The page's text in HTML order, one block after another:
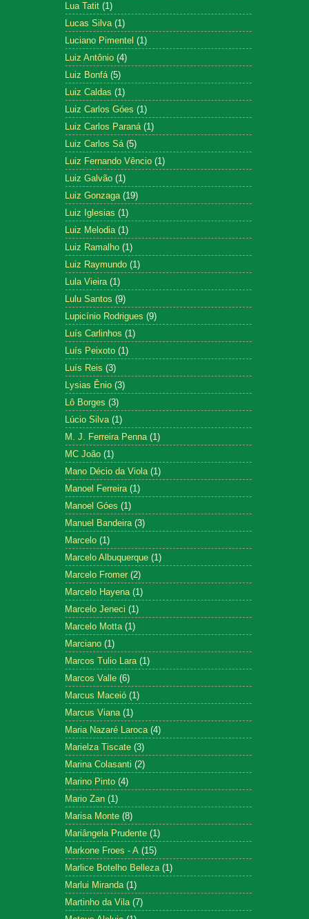
Lua Tatit (1)
Lucas Silva (1)
Luciano Pimentel (1)
Luiz Antônio (4)
Luiz Bonfá (5)
Luiz Caldas (1)
Luiz Carlos Góes (1)
Luiz Carlos Paraná (1)
Luiz Carlos Sá (5)
Luiz Fernando Vêncio (1)
Luiz Galvão (1)
Luiz Gonzaga (19)
Luiz Iglesias (1)
Luiz Melodia (1)
Luiz Ramalho (1)
Luiz Raymundo (1)
Lula Vieira (1)
Lulu Santos (9)
Lupicínio Rodrigues (9)
Luís Carlinhos (1)
Luís Peixoto (1)
Luís Reis (3)
Lysias Ênio (3)
Lô Borges (3)
Lúcio Silva (1)
M. J. Ferreira Penna (1)
MC João (1)
Mano Décio da Viola (1)
Manoel Ferreira (1)
Manoel Góes (1)
Manuel Bandeira (3)
Marcelo (1)
Marcelo Albuquerque (1)
Marcelo Fromer (2)
Marcelo Hayena (1)
Marcelo Jeneci (1)
Marcelo Motta (1)
Marciano (1)
Marcos Tulio Lara (1)
Marcos Valle (6)
Marcus Maceió (1)
Marcus Viana (1)
Maria Nazaré Laroca (4)
Marielza Tiscate (3)
Marina Colasanti (2)
Marino Pinto (4)
Mario Zan (1)
Marisa Monte (8)
Mariângela Prudente (1)
Markone Froes - A (15)
Marlice Botelho Belleza (1)
Marlui Miranda (1)
Martinho da Vila (7)